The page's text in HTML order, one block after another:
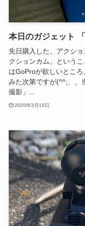
本日のガジェット
先日購入した、アクシ
クションカム、という
はGoProが欲しいところ
みた次第ですが(^^;、、
撮影」...
2020年3月15日